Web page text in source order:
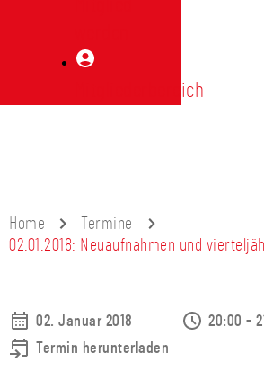
Mitgliederbereich
Home
Termine
02.01.2018: Neuaufnahmen und
02. Januar 2018
20:00 -
Termin herunterladen